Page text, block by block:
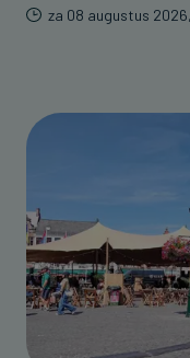
za 08 augustus